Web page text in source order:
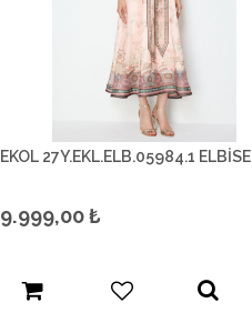
EKOL 27Y.EKL.ELB.05984.1 ELBİSE
9.999,00₺